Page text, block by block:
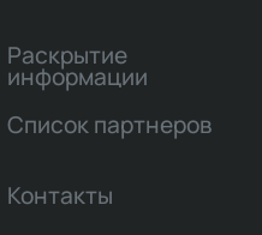
Раскрытие
информации
Список партнеров
Контакты